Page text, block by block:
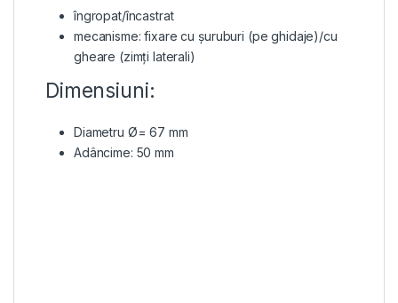
îngropat/încastrat
mecanisme: fixare cu șuruburi (pe ghidaje)/cu
gheare (zimți laterali)
Dimensiuni:
Diametru Ø= 67 mm
Adâncime: 50 mm